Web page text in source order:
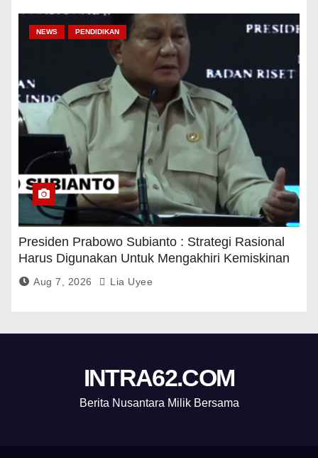
NEWS PENDIDIKAN
Presiden Prabowo Subianto : Strategi Rasional
Harus Digunakan Untuk Mengakhiri Kemiskinan
Aug 7, 2026 Lia Uyee
INTRA62.COM
Berita Nusantara Milik Bersama